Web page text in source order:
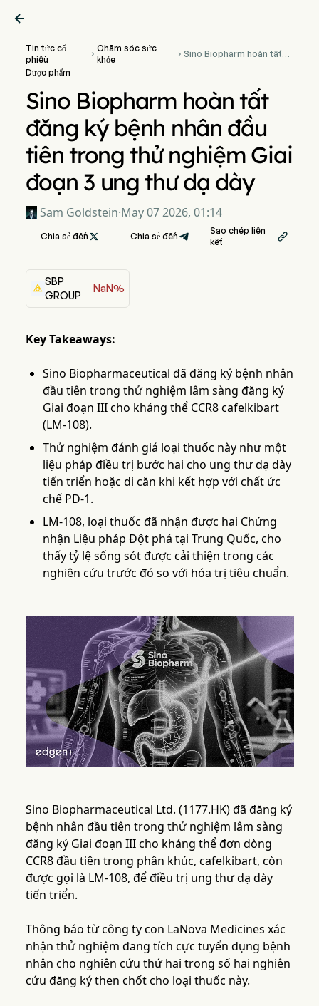

Tin tức cổ
phiếu

Chăm sóc sức
khỏe
 Sino Biopharm hoàn tất
đoạn 3 ung thư dạ dày
Dược phẩm
Sino Biopharm hoàn tất
đăng ký bệnh nhân đầu
tiên trong thử nghiệm Giai
đoạn 3 ung thư dạ dày
Sam Goldstein·May 07 2026, 01:14
Chia sẻ đến  Chia sẻ đến
Sao chép liên
kết

SBP
GROUP
NaN%
Key Takeaways:
Sino Biopharmaceutical đã đăng ký bệnh nhân
đầu tiên trong thử nghiệm lâm sàng đăng ký
Giai đoạn III cho kháng thể CCR8 cafelkibart
(LM-108).
Thử nghiệm đánh giá loại thuốc này như một
liệu pháp điều trị bước hai cho ung thư dạ dày
tiến triển hoặc di căn khi kết hợp với chất ức
chế PD-1.
LM-108, loại thuốc đã nhận được hai Chứng
nhận Liệu pháp Đột phá tại Trung Quốc, cho
thấy tỷ lệ sống sót được cải thiện trong các
nghiên cứu trước đó so với hóa trị tiêu chuẩn.
Sino Biopharmaceutical Ltd. (1177.HK) đã đăng ký
bệnh nhân đầu tiên trong thử nghiệm lâm sàng
đăng ký Giai đoạn III cho kháng thể đơn dòng
CCR8 đầu tiên trong phân khúc, cafelkibart, còn
được gọi là LM-108, để điều trị ung thư dạ dày
tiến triển.
Thông báo từ công ty con LaNova Medicines xác
nhận thử nghiệm đang tích cực tuyển dụng bệnh
nhân cho nghiên cứu thứ hai trong số hai nghiên
cứu đăng ký then chốt cho loại thuốc này.